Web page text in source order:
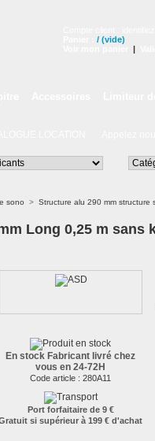
/ (vide)
|
sono > Structure alu 290 mm structure
Long 0,25 m sans
En stock Fabricant livré chez
vous en 24-72H
Code article : 280A11
Port forfaitaire de 9 €
si supérieur à 199 € d'achat